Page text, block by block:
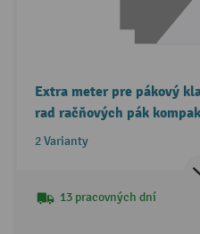
Extra meter pre pákový
rad račňových pák
2 Varianty
13 pracovných dní